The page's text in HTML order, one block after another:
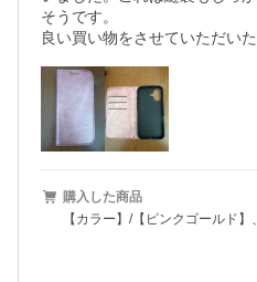
そうです。
良い買い物をさせていただい
購入した商品
【カラー】/【ピンクゴールド